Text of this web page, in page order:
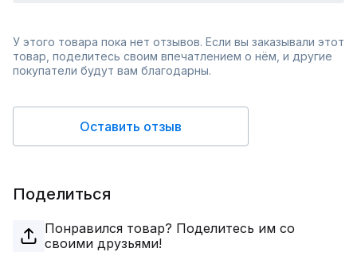
У этого товара пока нет отзывов. Если вы заказывали этот
товар, поделитесь своим впечатлением о нём, и другие
покупатели будут вам благодарны.
Оставить отзыв
Поделиться
Понравился товар? Поделитесь им со
своими друзьями!